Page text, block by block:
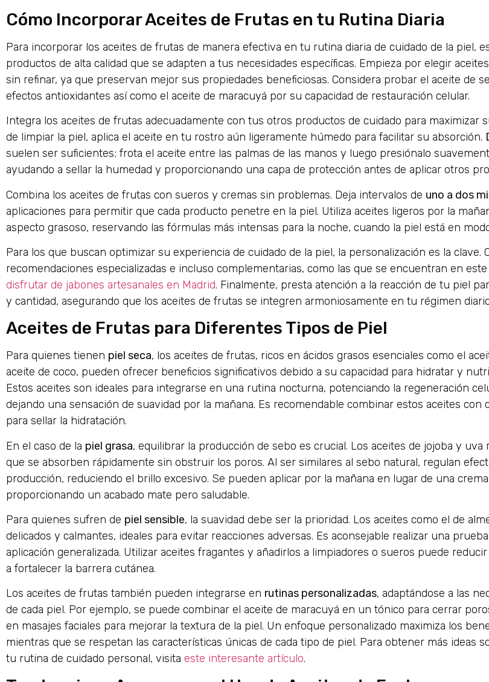
Cómo Incorporar Aceites de Frutas en tu Rutina Diaria
Para incorporar los aceites de frutas de manera efectiva en tu rutina diaria de cuidado de la piel,
productos de alta calidad que se adapten a tus necesidades específicas. Empieza por elegir aceites
sin refinar, ya que preservan mejor sus propiedades beneficiosas. Considera probar el aceite de
efectos antioxidantes así como el aceite de maracuyá por su capacidad de restauración celular.
Integra los aceites de frutas adecuadamente con tus otros productos de cuidado para maximizar
de limpiar la piel, aplica el aceite en tu rostro aún ligeramente húmedo para facilitar su absorción.
suelen ser suficientes; frota el aceite entre las palmas de las manos y luego presiónalo
ayudando a sellar la humedad y proporcionando una capa de protección antes de aplicar otros
Combina los aceites de frutas con sueros y cremas sin problemas. Deja intervalos de uno a dos
aplicaciones para permitir que cada producto penetre en la piel. Utiliza aceites ligeros por la
aspecto grasoso, reservando las fórmulas más intensas para la noche, cuando la piel está en
Para los que buscan optimizar su experiencia de cuidado de la piel, la personalización es la clave.
recomendaciones especializadas e incluso complementarias, como las que se encuentran en
disfrutar de jabones artesanales en Madrid. Finalmente, presta atención a la reacción de tu piel
y cantidad, asegurando que los aceites de frutas se integren armoniosamente en tu régimen
Aceites de Frutas para Diferentes Tipos de Piel
Para quienes tienen piel seca, los aceites de frutas, ricos en ácidos grasos esenciales como el
aceite de coco, pueden ofrecer beneficios significativos debido a su capacidad para hidratar y
Estos aceites son ideales para integrarse en una rutina nocturna, potenciando la regeneración
dejando una sensación de suavidad por la mañana. Es recomendable combinar estos aceites con
para sellar la hidratación.
En el caso de la piel grasa, equilibrar la producción de sebo es crucial. Los aceites de jojoba y uva
que se absorben rápidamente sin obstruir los poros. Al ser similares al sebo natural, regulan
producción, reduciendo el brillo excesivo. Se pueden aplicar por la mañana en lugar de una
proporcionando un acabado mate pero saludable.
Para quienes sufren de piel sensible, la suavidad debe ser la prioridad. Los aceites como el de
delicados y calmantes, ideales para evitar reacciones adversas. Es aconsejable realizar una
aplicación generalizada. Utilizar aceites fragantes y añadirlos a limpiadores o sueros puede
a fortalecer la barrera cutánea.
Los aceites de frutas también pueden integrarse en rutinas personalizadas, adaptándose a las
de cada piel. Por ejemplo, se puede combinar el aceite de maracuyá en un tónico para cerrar
en masajes faciales para mejorar la textura de la piel. Un enfoque personalizado maximiza los
mientras que se respetan las características únicas de cada tipo de piel. Para obtener más ideas
tu rutina de cuidado personal, visita este interesante artículo.